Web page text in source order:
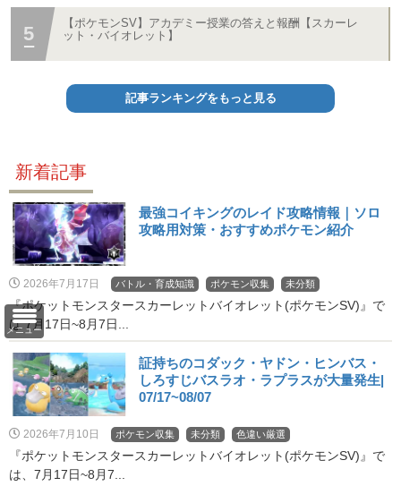
メニュー
【ポケモンSV】アカデミー授業の答えと報酬【スカーレ
ット・バイオレット】
記事ランキングをもっと見る
新着記事
最強コイキングのレイド攻略情報｜ソロ
攻略用対策・おすすめポケモン紹介
2026年7月17日 バトル・育成知識 ポケモン収集 未分類
『ポケットモンスタースカーレットバイオレット(ポケモンSV)』で
は 7月17日~8月7日...
証持ちのコダック・ヤドン・ヒンバス・
しろすじバスラオ・ラプラスが大量発生|
07/17~08/07
2026年7月10日 ポケモン収集 未分類 色違い厳選
『ポケットモンスタースカーレットバイオレット(ポケモンSV)』で
は、7月17日~8月7...